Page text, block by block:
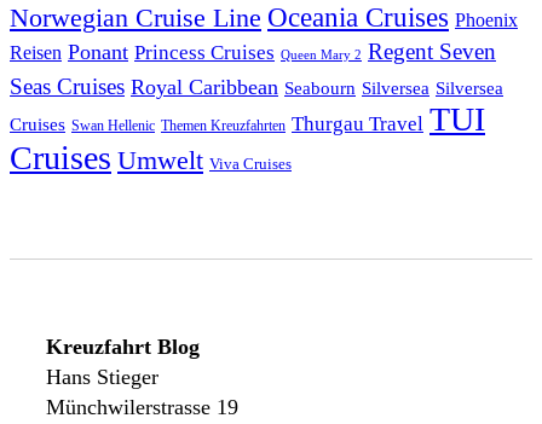
Norwegian Cruise Line Oceania Cruises Phoenix
Reisen Ponant Princess Cruises Queen Mary 2 Regent Seven
Seas Cruises Royal Caribbean Seabourn Silversea Silversea
Cruises Swan Hellenic Themen Kreuzfahrten Thurgau Travel TUI
Cruises Umwelt Viva Cruises
Kreuzfahrt Blog
Hans Stieger
Münchwilerstrasse 19